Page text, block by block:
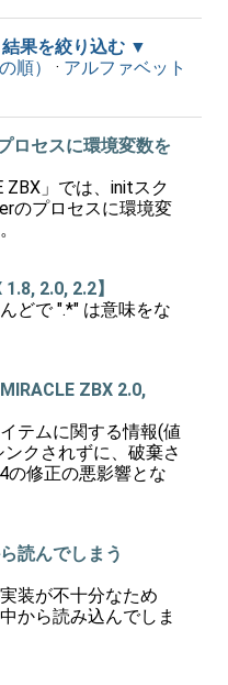
結果を絞り込む
順） · アルファベット
ロセスに環境変数を
ZBX」では、initスク
のプロセスに環境変
2.0, 2.2】
どで ".*" は意味をな
ZBX 2.0,
テムに関する情報(値
クされずに、破棄さ
の修正の悪影響とな
読んでしまう
装が不十分なため
から読み込んでしま